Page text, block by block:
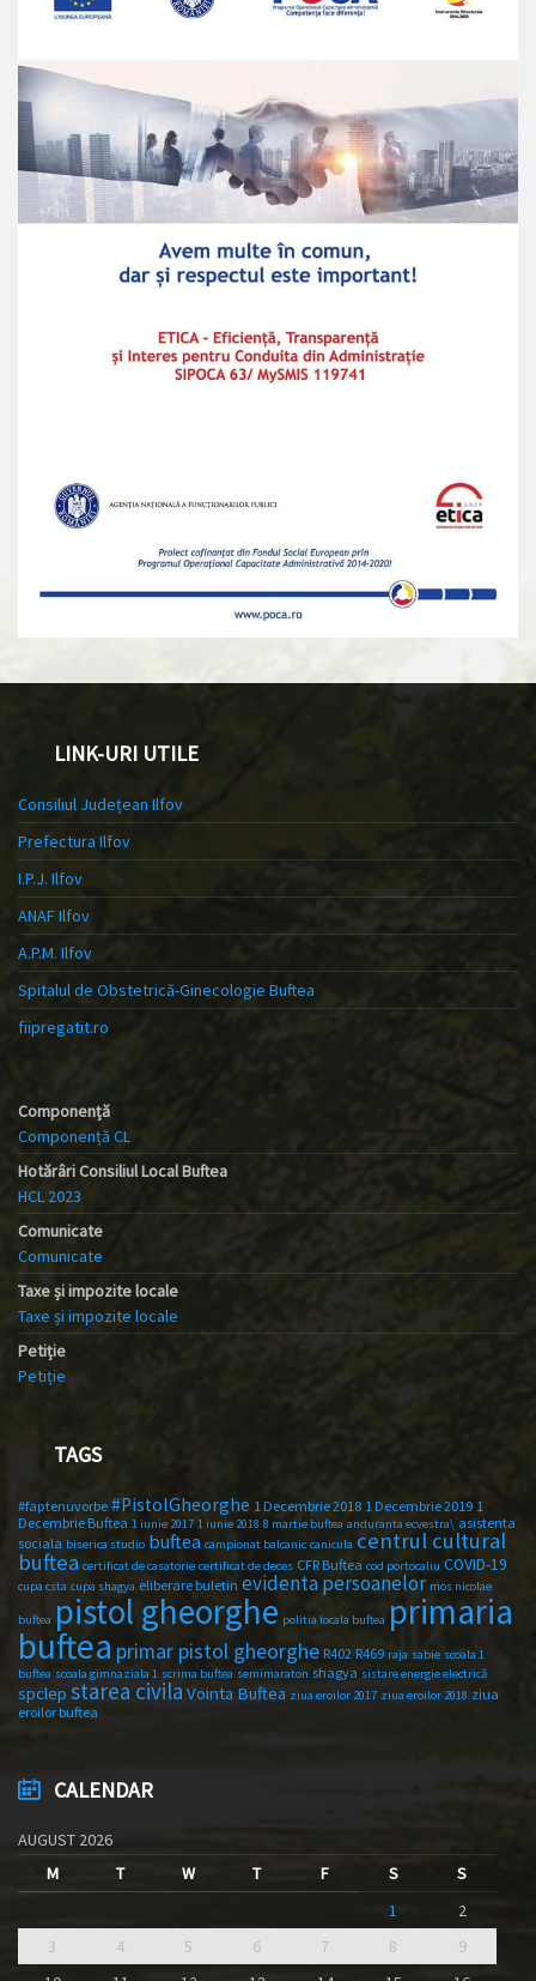
LINK-URI UTILE
Consiliul Județean Ilfov
Prefectura Ilfov
I.P.J. Ilfov
ANAF Ilfov
A.P.M. Ilfov
Spitalul de Obstetrică-Ginecologie Buftea
fiipregatit.ro
Componență
Componență CL
Hotărâri Consiliul Local Buftea
HCL 2023
Comunicate
Comunicate
Taxe și impozite locale
Taxe și impozite locale
Petiție
Petiție
TAGS
#faptenuvorbe #PistolGheorghe 1 Decembrie 2018 1 Decembrie 2019 1
Decembrie Buftea 1 iunie 2017 1 iunie 2018 8 martie buftea anduranta ecvestra\ asistenta
sociala biserica studio buftea campionat balcanic canicula centrul cultural
buftea certificat de casatorie certificat de deces CFR Buftea cod portocaliu COVID-19
cupa csta cupa shagya eliberare buletin evidenta persoanelor mos nicolae
buftea pistol gheorghe politia locala buftea primaria
buftea primar pistol gheorghe R402 R469 raja sabie scoala 1
buftea scoala gimnaziala 1 scrima buftea semimaraton shagya sistare energie electrică
spclep starea civila Vointa Buftea ziua eroilor 2017 ziua eroilor 2018 ziua
eroilor buftea
CALENDAR
AUGUST 2026
M
T W T F S
S
1
2
3
4 5 6 7 8
9